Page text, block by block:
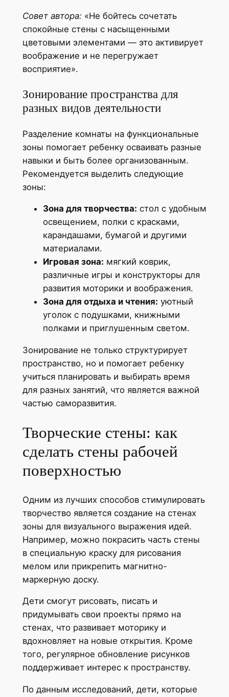
Совет автора: «Не бойтесь сочетать
спокойные стены с насыщенными
цветовыми элементами — это активирует
воображение и не перегружает
восприятие».
Зонирование пространства для
разных видов деятельности
Разделение комнаты на функциональные
зоны помогает ребенку осваивать разные
навыки и быть более организованным.
Рекомендуется выделить следующие
зоны:
Зона для творчества: стол с удобным
освещением, полки с красками,
карандашами, бумагой и другими
материалами.
Игровая зона: мягкий коврик,
различные игры и конструкторы для
развития моторики и воображения.
Зона для отдыха и чтения: уютный
уголок с подушками, книжными
полками и приглушенным светом.
Зонирование не только структурирует
пространство, но и помогает ребенку
учиться планировать и выбирать время
для разных занятий, что является важной
частью саморазвития.
Творческие стены: как
сделать стены рабочей
поверхностью
Одним из лучших способов стимулировать
творчество является создание на стенах
зоны для визуального выражения идей.
Например, можно покрасить часть стены
в специальную краску для рисования
мелом или прикрепить магнитно-
маркерную доску.
Дети смогут рисовать, писать и
придумывать свои проекты прямо на
стенах, что развивает моторику и
вдохновляет на новые открытия. Кроме
того, регулярное обновление рисунков
поддерживает интерес к пространству.
По данным исследований, дети, которые